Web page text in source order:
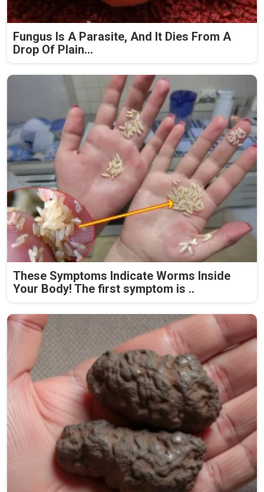
Fungus Is A Parasite, And It Dies From A
Drop Of Plain...
These Symptoms Indicate Worms Inside
Your Body! The first symptom is ..